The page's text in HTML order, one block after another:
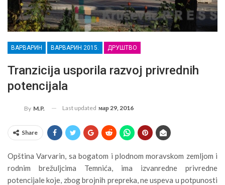
ВАРВАРИН ВАРВАРИН 2015. ДРУШТВО
Tranzicija usporila razvoj privrednih
potencijala
By M.P. Last updated мар 29, 2016
Share
Opština Varvarin, sa bogatom i plodnom moravskom zemljom i
rodnim brežuljcima Temnića, ima izvanredne privredne
potencijale koje, zbog brojnih prepreka, ne uspeva u potpunosti